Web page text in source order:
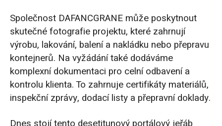
Společnost DAFANCGRANE může poskytnout
skutečné fotografie projektu, které zahrnují
výrobu, lakování, balení a nakládku nebo přepravu
kontejnerů. Na vyžádání také dodáváme
komplexní dokumentaci pro celní odbavení a
kontrolu klienta. To zahrnuje certifikáty materiálů,
inspekční zprávy, dodací listy a přepravní doklady.